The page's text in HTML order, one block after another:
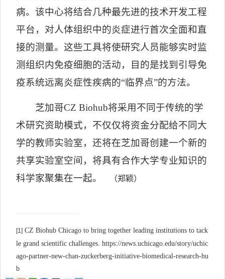
病。该中心将结合几种最先进的技术开发工程
平台，对人体组织中的炎症进行首次全面和直
接的测量。这些工具将使研究人员能够实时监
测组织内免疫细胞的活动，目的是找到引导免
疫系统远离炎症性疾病的“临界点”的方法。
芝加哥CZ Biohub将采用不同于传统的学
术研究资助模式，不仅仅将资金分配给不同大
学的教师实验室，还将在芝加哥创建一个新的
共享实验室空间，将具有合作大学专业知识的
科学家聚集在一起。
（郑颖）
[1] CZ Biohub Chicago to bring together leading institutions to tack
le grand scientific challenges. https://news.uchicago.edu/story/uchic
ago-partner-new-chan-zuckerberg-initiative-biomedical-research-hu
b